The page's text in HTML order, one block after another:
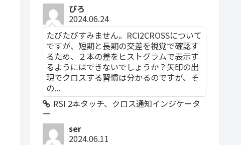
ぴろ
2024.06.24
たびたびすみません。RCI2CROSSについて
ですが、短期と長期の交差を視覚で確認す
るため、２本の差をヒストグラムで表示す
るようにはできないでしょうか？矢印の出
現でクロスする習慣は分かるのですが、そ
の...
RSI 2本タッチ、クロス通知インジケータ
ー
ser
2024.06.11